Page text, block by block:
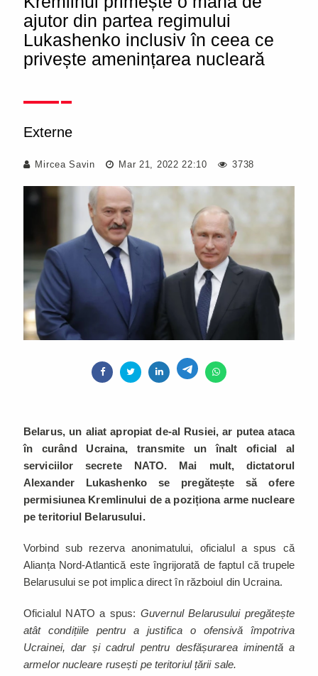
ajutor din partea regimului
Lukashenko inclusiv în ceea ce
privește amenințarea nucleară
Externe
Mircea Savin Mar 21, 2022 22:10 3738
Belarus, un aliat apropiat de-al Rusiei, ar putea ataca
în curând Ucraina, transmite un înalt oficial al
serviciilor secrete NATO. Mai mult, dictatorul
Alexander Lukashenko se pregătește să ofere
permisiunea Kremlinului de a poziționa arme nucleare
pe teritoriul Belarusului.
Vorbind sub rezerva anonimatului, oficialul a spus că
Alianța Nord-Atlantică este îngrijorată de faptul că trupele
Belarusului se pot implica direct în războiul din Ucraina.
Oficialul NATO a spus:Guvernul Belarusului pregătește
atât condițiile pentru a justifica o ofensivă împotriva
Ucrainei, dar și cadrul pentru desfășurarea iminentă a
armelor nucleare rusești pe teritoriul țării sale.